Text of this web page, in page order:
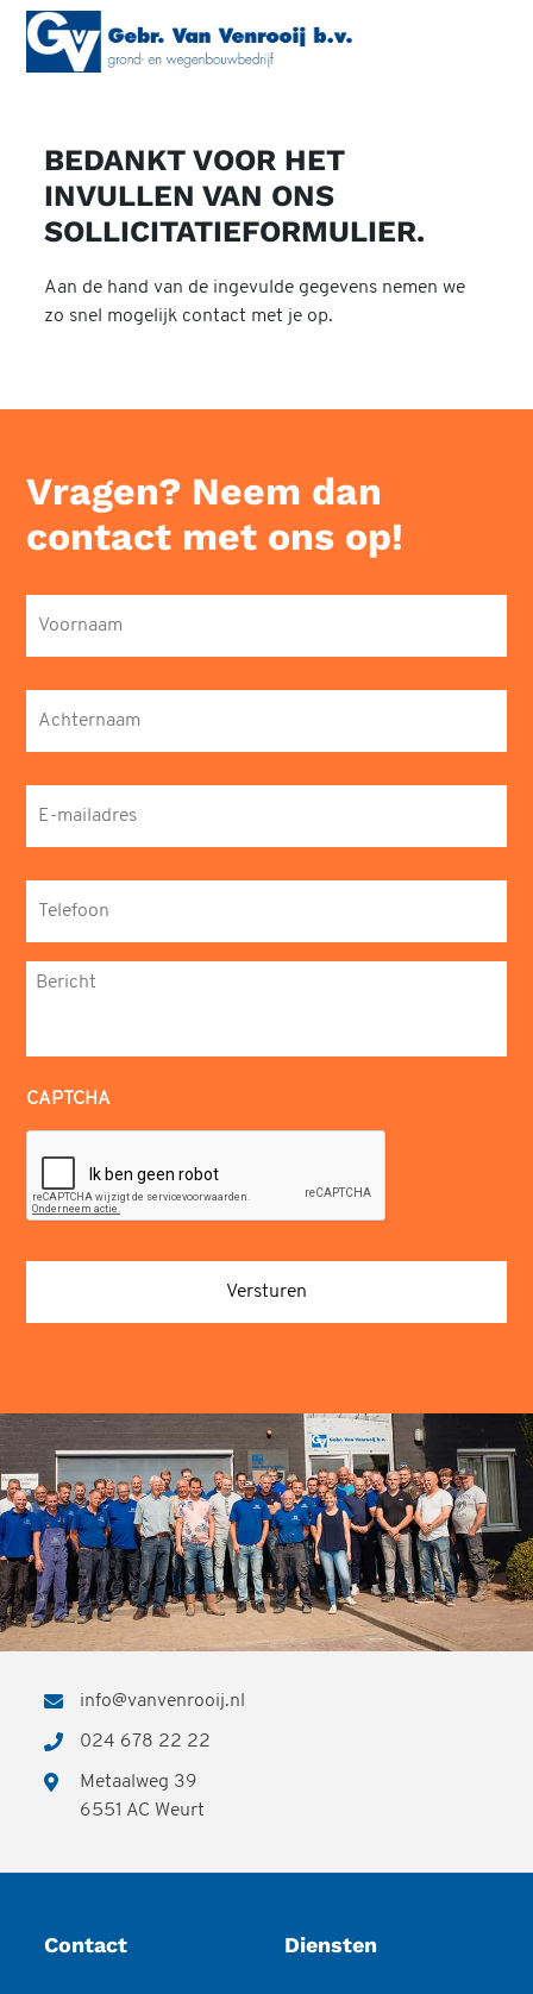
BEDANKT VOOR HET
INVULLEN VAN ONS
SOLLICITATIEFORMULIER.
Aan de hand van de ingevulde gegevens nemen we
zo snel mogelijk contact met je op.
Vragen? Neem dan
contact met ons op!
Voornaam *
Achternaam *
E-
mailadres
Telefoon *
Bericht
CAPTCHA
info@vanvenrooij.nl
024 678 22 22
Metaalweg 39
6551 AC Weurt
Contact Diensten